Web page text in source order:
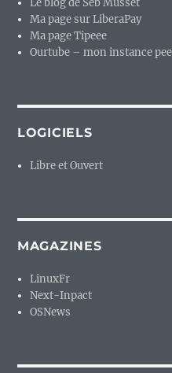
Le blog de Seb Musset
Ma page sur LiberaPay
Ma page Tipeee
Ourtube – mon instance
LOGICIELS
Libre et Ouvert
MAGAZINES
LinuxFr
Next-Inpact
OSNews